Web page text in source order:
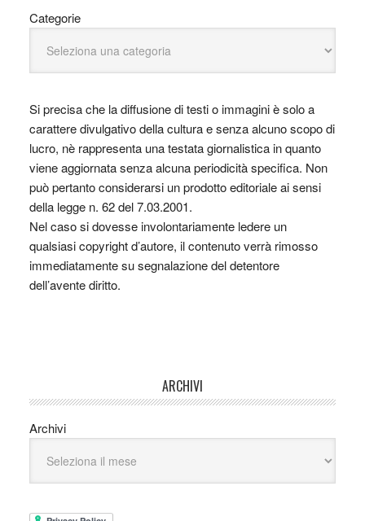
Categorie
Si precisa che la diffusione di testi o immagini è solo a
carattere divulgativo della cultura e senza alcuno scopo di
lucro, nè rappresenta una testata giornalistica in quanto
viene aggiornata senza alcuna periodicità specifica. Non
può pertanto considerarsi un prodotto editoriale ai sensi
della legge n. 62 del 7.03.2001.
Nel caso si dovesse involontariamente ledere un
qualsiasi copyright d’autore, il contenuto verrà rimosso
immediatamente su segnalazione del detentore
dell’avente diritto.
ARCHIVI
Archivi